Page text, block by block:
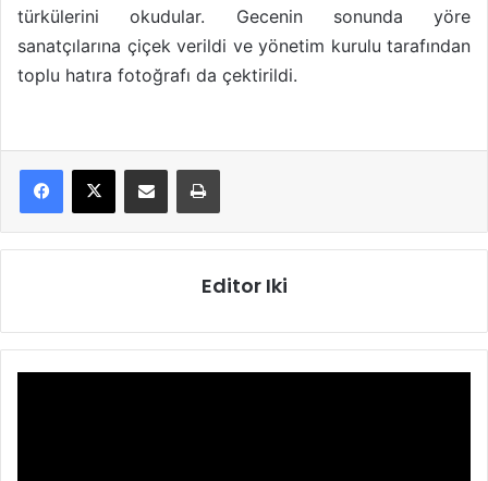
türkülerini okudular. Gecenin sonunda yöre
sanatçılarına çiçek verildi ve yönetim kurulu tarafından
toplu hatıra fotoğrafı da çektirildi.
E-Posta ile paylaş Yazdır
Editor Iki